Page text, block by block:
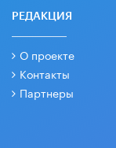
РЕДАКЦИЯ
О проекте
Контакты
Партнеры